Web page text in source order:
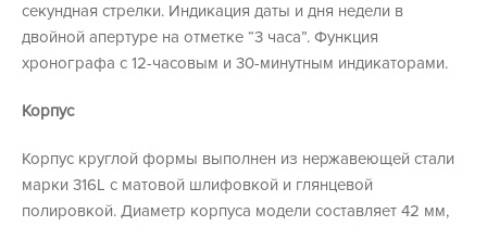
секундная стрелки. Индикация даты и дня недели в
двойной апертуре на отметке “3 часа”. Функция
хронографа с 12-часовым и 30-минутным индикаторами.
Корпус
Корпус круглой формы выполнен из нержавеющей стали
марки 316L с матовой шлифовкой и глянцевой
полировкой. Диаметр корпуса модели составляет 42 мм,